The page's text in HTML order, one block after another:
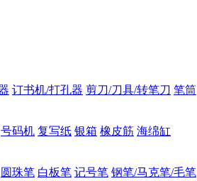
订书机/打孔器 剪刀/刀具/转笔刀 笔筒
号码机 复写纸 银箱 橡皮筋 海绵缸
圆珠笔 白板笔 记号笔 钢笔/马克笔/毛笔